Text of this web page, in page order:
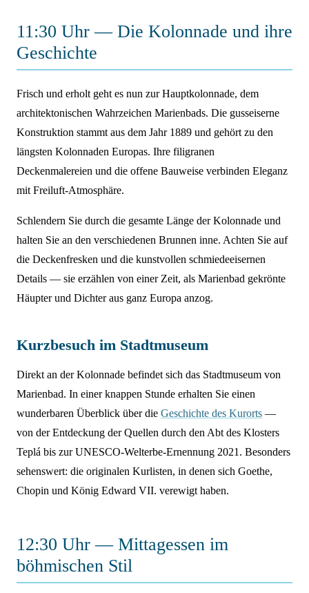
11:30 Uhr — Die Kolonnade und ihre
Geschichte
Frisch und erholt geht es nun zur Hauptkolonnade, dem
architektonischen Wahrzeichen Marienbads. Die gusseiserne
Konstruktion stammt aus dem Jahr 1889 und gehört zu den
längsten Kolonnaden Europas. Ihre filigranen
Deckenmalereien und die offene Bauweise verbinden Eleganz
mit Freiluft-Atmosphäre.
Schlendern Sie durch die gesamte Länge der Kolonnade und
halten Sie an den verschiedenen Brunnen inne. Achten Sie auf
die Deckenfresken und die kunstvollen schmiedeeisernen
Details — sie erzählen von einer Zeit, als Marienbad gekrönte
Häupter und Dichter aus ganz Europa anzog.
Kurzbesuch im Stadtmuseum
Direkt an der Kolonnade befindet sich das Stadtmuseum von
Marienbad. In einer knappen Stunde erhalten Sie einen
wunderbaren Überblick über die Geschichte des Kurorts —
von der Entdeckung der Quellen durch den Abt des Klosters
Teplá bis zur UNESCO-Welterbe-Ernennung 2021. Besonders
sehenswert: die originalen Kurlisten, in denen sich Goethe,
Chopin und König Edward VII. verewigt haben.
12:30 Uhr — Mittagessen im
böhmischen Stil